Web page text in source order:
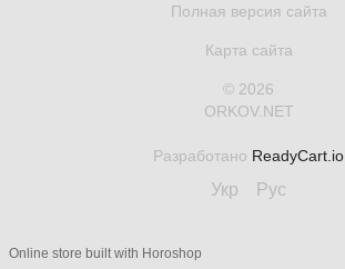
Полная версия сайта
Карта сайта
© 2026
ORKOV.NET
Разработано ReadyCart.io
Укр Рус
Online store built with Horoshop